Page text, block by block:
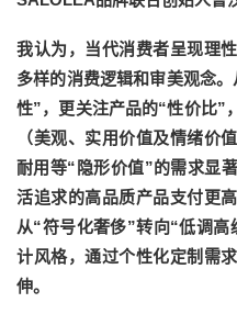
我认为，当代消费者呈现理
多样的消费逻辑和审美观念
性”，更关注产品的“性价比”
（美观、实用价值及情绪价
耐用等“隐形价值”的需求显
活追求的高品质产品支付更
从“符号化奢侈”转向“低调
计风格，通过个性化定制需
伸。